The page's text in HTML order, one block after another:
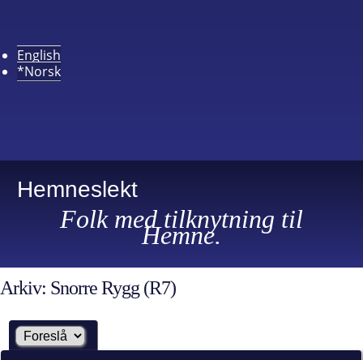
English
*Norsk
Hemneslekt
Folk med tilknytning til
Hemne.
Arkiv: Snorre Rygg (R7)